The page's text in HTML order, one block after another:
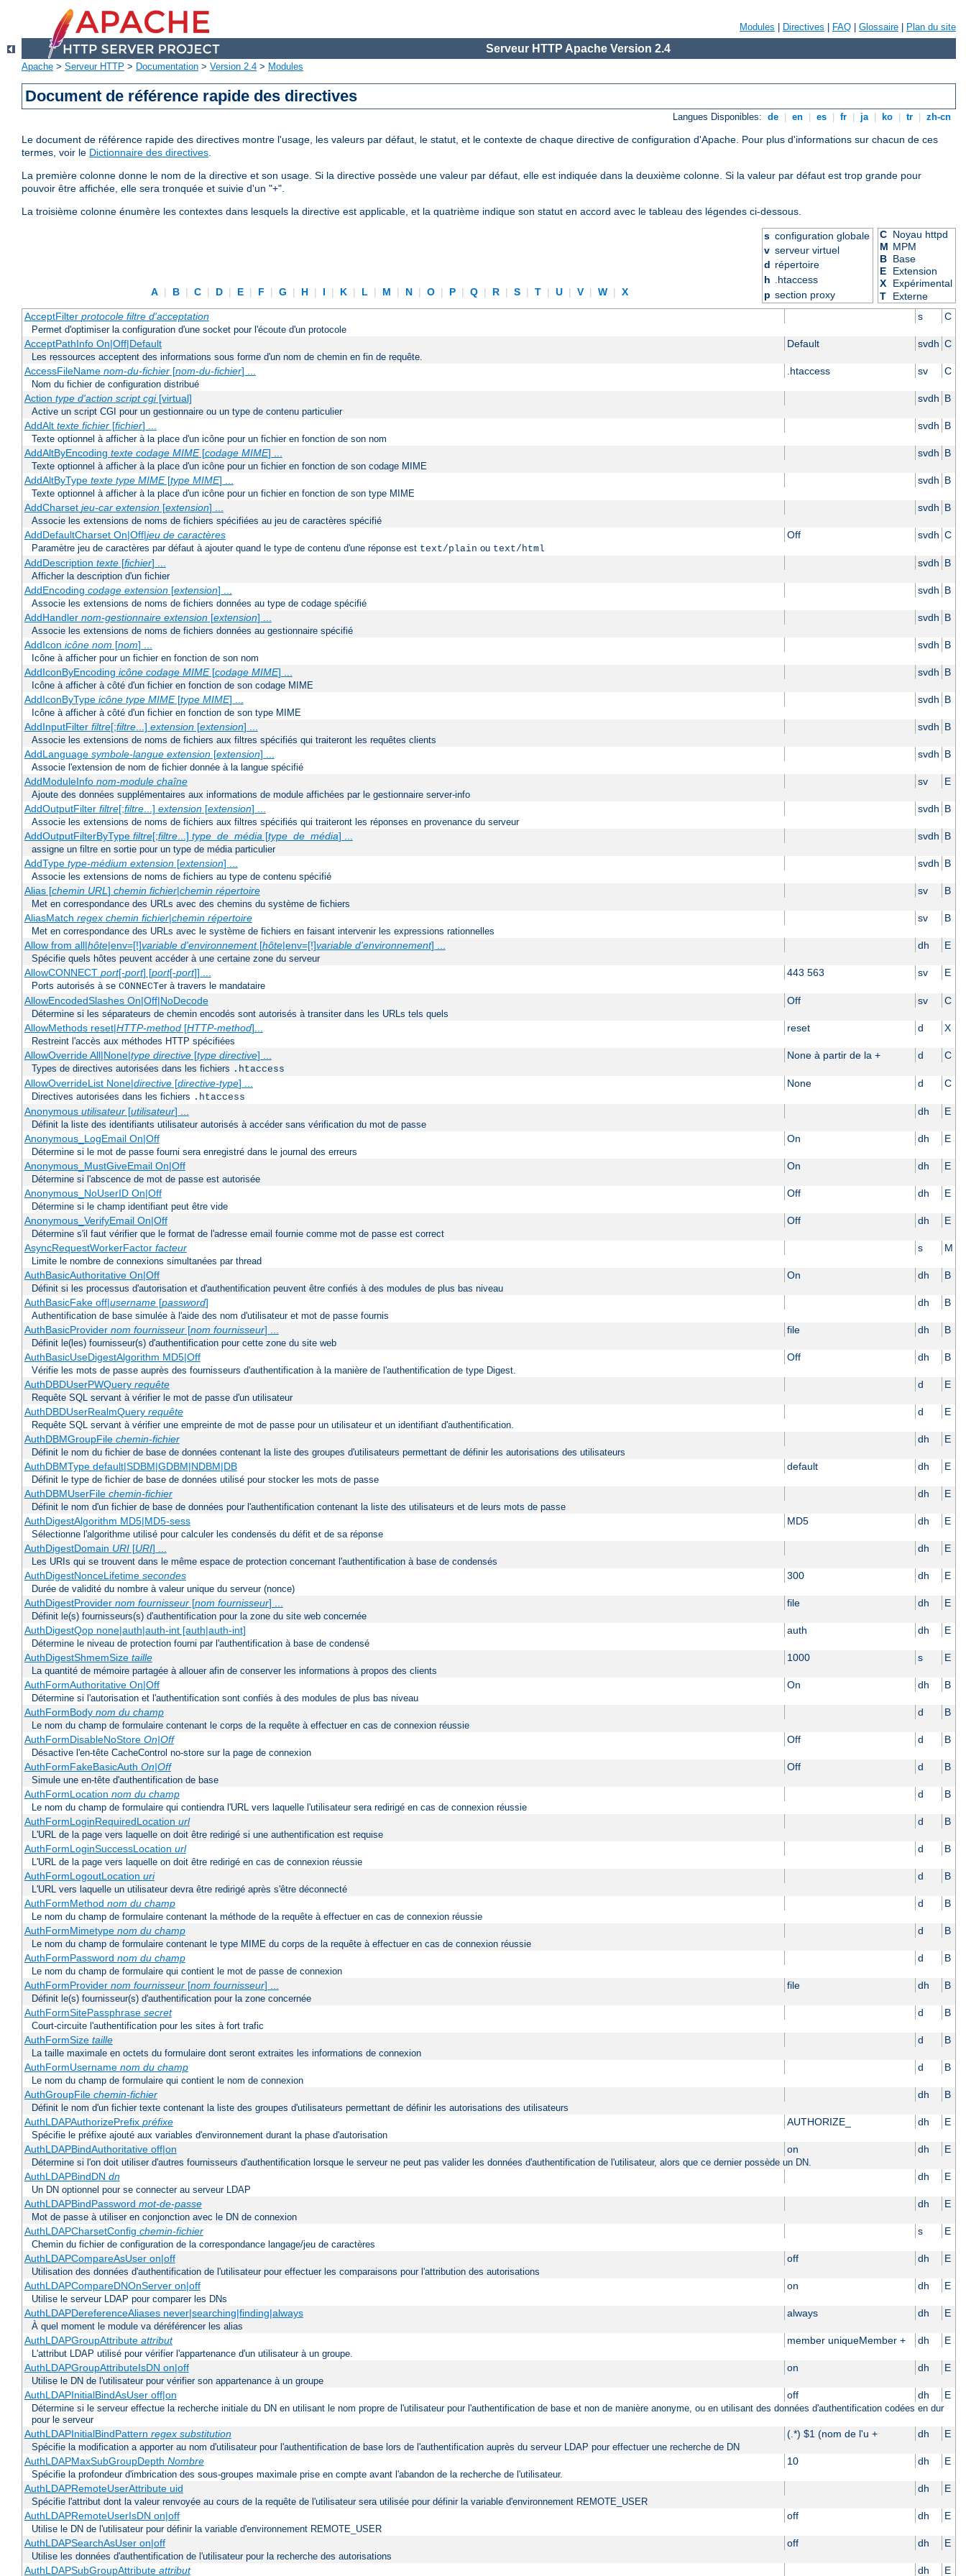
Modules Directives FAQ Glossaire Plan du site
Serveur HTTP Apache Version 2.4
Apache > Serveur HTTP > Documentation > Version 2.4 > Modules
Document de référence rapide des directives
Langues Disponibles: de en es fr ja ko tr zh-cn
Le document de référence rapide des directives montre l'usage, les valeurs par défaut, le statut, et le contexte de chaque directive de configuration d'Apache. Pour plus d'informations sur chacun de ces
termes, voir le Dictionnaire des directives.
La première colonne donne le nom de la directive et son usage. Si la directive possède une valeur par défaut, elle est indiquée dans la deuxième colonne. Si la valeur par défaut est trop grande pour
pouvoir être affichée, elle sera tronquée et suivie d'un "+".
La troisième colonne énumère les contextes dans lesquels la directive est applicable, et la quatrième indique son statut en accord avec le tableau des légendes ci-dessous.
A | B | C | D | E | F | G | H | I | K | L | M | N | O | P | Q | R | S | T | U | V | W | X
s configuration globale
v serveur virtuel
d répertoire
h .htaccess
p section proxy
C Noyau httpd
M MPM
B Base
E
Extension
X
Expérimental
T
Externe
AcceptFilter protocole filtre d'acceptation s C
Permet d'optimiser la configuration d'une socket pour l'écoute d'un protocole
AcceptPathInfo On|Off|Default Default svdh C
Les ressources acceptent des informations sous forme d'un nom de chemin en fin de requête.
AccessFileName nom-du-fichier[nom-du-fichier] ... .htaccess sv C
Nom du fichier de configuration distribué
Action type d'action script cgi[virtual] svdh B
Active un script CGI pour un gestionnaire ou un type de contenu particulier
AddAlt texte fichier[fichier] ... svdh B
Texte optionnel à afficher à la place d'un icône pour un fichier en fonction de son nom
AddAltByEncoding texte codage MIME[codage MIME] ... svdh B
Texte optionnel à afficher à la place d'un icône pour un fichier en fonction de son codage MIME
AddAltByType texte type MIME[type MIME] ... svdh B
Texte optionnel à afficher à la place d'un icône pour un fichier en fonction de son type MIME
AddCharset jeu-car extension[extension] ... svdh B
Associe les extensions de noms de fichiers spécifiées au jeu de caractères spécifié
AddDefaultCharset On|Off|jeu de caractères Off svdh C
Paramètre jeu de caractères par défaut à ajouter quand le type de contenu d'une réponse est text/plain ou text/html
AddDescription texte[fichier] ... svdh B
Afficher la description d'un fichier
AddEncoding codage extension[extension] ... svdh B
Associe les extensions de noms de fichiers données au type de codage spécifié
AddHandler nom-gestionnaire extension[extension] ... svdh B
Associe les extensions de noms de fichiers données au gestionnaire spécifié
AddIcon icône nom [nom] ... svdh B
Icône à afficher pour un fichier en fonction de son nom
AddIconByEncoding icône codage MIME[codage MIME] ... svdh B
Icône à afficher à côté d'un fichier en fonction de son codage MIME
AddIconByType icône type MIME[type MIME] ... svdh B
Icône à afficher à côté d'un fichier en fonction de son type MIME
AddInputFilter filtre[;filtre...] extension[extension] ... svdh B
Associe les extensions de noms de fichiers aux filtres spécifiés qui traiteront les requêtes clients
AddLanguage symbole-langue extension[extension] ... svdh B
Associe l'extension de nom de fichier donnée à la langue spécifié
AddModuleInfo nom-module chaîne sv E
Ajoute des données supplémentaires aux informations de module affichées par le gestionnaire server-info
AddOutputFilter filtre[;filtre...] extension[extension] ... svdh B
Associe les extensions de noms de fichiers aux filtres spécifiés qui traiteront les réponses en provenance du serveur
AddOutputFilterByType filtre[;filtre...] type_de_média[type_de_média] ... svdh B
assigne un filtre en sortie pour un type de média particulier
AddType type-médium extension[extension] ... svdh B
Associe les extensions de noms de fichiers au type de contenu spécifié
Alias [chemin URL] chemin fichier|chemin répertoire sv B
Met en correspondance des URLs avec des chemins du système de fichiers
AliasMatch regex chemin fichier|chemin répertoire sv B
Met en correspondance des URLs avec le système de fichiers en faisant intervenir les expressions rationnelles
Allow from all|hôte|env=[!]variable d'environnement[hôte|env=[!]variable d'environnement] ... dh E
Spécifie quels hôtes peuvent accéder à une certaine zone du serveur
AllowCONNECT port[-port] [port[-port]] ... 443 563 sv E
Ports autorisés à se CONNECTer à travers le mandataire
AllowEncodedSlashes On|Off|NoDecode Off sv C
Détermine si les séparateurs de chemin encodés sont autorisés à transiter dans les URLs tels quels
AllowMethods reset|HTTP-method[HTTP-method]... reset d X
Restreint l'accès aux méthodes HTTP spécifiées
AllowOverride All|None|type directive[type directive] ... None à partir de la + d C
Types de directives autorisées dans les fichiers .htaccess
AllowOverrideList None|directive[directive-type] ... None d C
Directives autorisées dans les fichiers .htaccess
Anonymous utilisateur[utilisateur] ... dh E
Définit la liste des identifiants utilisateur autorisés à accéder sans vérification du mot de passe
Anonymous_LogEmail On|Off On dh E
Détermine si le mot de passe fourni sera enregistré dans le journal des erreurs
Anonymous_MustGiveEmail On|Off On dh E
Détermine si l'abscence de mot de passe est autorisée
Anonymous_NoUserID On|Off Off dh E
Détermine si le champ identifiant peut être vide
Anonymous_VerifyEmail On|Off Off dh E
Détermine s'il faut vérifier que le format de l'adresse email fournie comme mot de passe est correct
AsyncRequestWorkerFactor facteur s M
Limite le nombre de connexions simultanées par thread
AuthBasicAuthoritative On|Off On dh B
Définit si les processus d'autorisation et d'authentification peuvent être confiés à des modules de plus bas niveau
AuthBasicFake off|username[password] dh B
Authentification de base simulée à l'aide des nom d'utilisateur et mot de passe fournis
AuthBasicProvider nom fournisseur[nom fournisseur] ... file dh B
Définit le(les) fournisseur(s) d'authentification pour cette zone du site web
AuthBasicUseDigestAlgorithm MD5|Off Off dh B
Vérifie les mots de passe auprès des fournisseurs d'authentification à la manière de l'authentification de type Digest.
AuthDBDUserPWQuery requête d E
Requête SQL servant à vérifier le mot de passe d'un utilisateur
AuthDBDUserRealmQuery requête d E
Requête SQL servant à vérifier une empreinte de mot de passe pour un utilisateur et un identifiant d'authentification.
AuthDBMGroupFile chemin-fichier dh E
Définit le nom du fichier de base de données contenant la liste des groupes d'utilisateurs permettant de définir les autorisations des utilisateurs
AuthDBMType default|SDBM|GDBM|NDBM|DB default dh E
Définit le type de fichier de base de données utilisé pour stocker les mots de passe
AuthDBMUserFile chemin-fichier dh E
Définit le nom d'un fichier de base de données pour l'authentification contenant la liste des utilisateurs et de leurs mots de passe
AuthDigestAlgorithm MD5|MD5-sess MD5 dh E
Sélectionne l'algorithme utilisé pour calculer les condensés du défit et de sa réponse
AuthDigestDomain URI[URI] ... dh E
Les URIs qui se trouvent dans le même espace de protection concernant l'authentification à base de condensés
AuthDigestNonceLifetime secondes 300 dh E
Durée de validité du nombre à valeur unique du serveur (nonce)
AuthDigestProvider nom fournisseur[nom fournisseur] ... file dh E
Définit le(s) fournisseurs(s) d'authentification pour la zone du site web concernée
AuthDigestQop none|auth|auth-int [auth|auth-int] auth dh E
Détermine le niveau de protection fourni par l'authentification à base de condensé
AuthDigestShmemSize taille 1000 s E
La quantité de mémoire partagée à allouer afin de conserver les informations à propos des clients
AuthFormAuthoritative On|Off On dh B
Détermine si l'autorisation et l'authentification sont confiés à des modules de plus bas niveau
AuthFormBody nom du champ d B
Le nom du champ de formulaire contenant le corps de la requête à effectuer en cas de connexion réussie
AuthFormDisableNoStore On|Off Off d B
Désactive l'en-tête CacheControl no-store sur la page de connexion
AuthFormFakeBasicAuth On|Off Off d B
Simule une en-tête d'authentification de base
AuthFormLocation nom du champ d B
Le nom du champ de formulaire qui contiendra l'URL vers laquelle l'utilisateur sera redirigé en cas de connexion réussie
AuthFormLoginRequiredLocation url d B
L'URL de la page vers laquelle on doit être redirigé si une authentification est requise
AuthFormLoginSuccessLocation url d B
L'URL de la page vers laquelle on doit être redirigé en cas de connexion réussie
AuthFormLogoutLocation uri d B
L'URL vers laquelle un utilisateur devra être redirigé après s'être déconnecté
AuthFormMethod nom du champ d B
Le nom du champ de formulaire contenant la méthode de la requête à effectuer en cas de connexion réussie
AuthFormMimetype nom du champ d B
Le nom du champ de formulaire contenant le type MIME du corps de la requête à effectuer en cas de connexion réussie
AuthFormPassword nom du champ d B
Le nom du champ de formulaire qui contient le mot de passe de connexion
AuthFormProvider nom fournisseur[nom fournisseur] ... file dh B
Définit le(s) fournisseur(s) d'authentification pour la zone concernée
AuthFormSitePassphrase secret d B
Court-circuite l'authentification pour les sites à fort trafic
AuthFormSize taille d B
La taille maximale en octets du formulaire dont seront extraites les informations de connexion
AuthFormUsername nom du champ d B
Le nom du champ de formulaire qui contient le nom de connexion
AuthGroupFile chemin-fichier dh B
Définit le nom d'un fichier texte contenant la liste des groupes d'utilisateurs permettant de définir les autorisations des utilisateurs
AuthLDAPAuthorizePrefix préfixe AUTHORIZE_ dh E
Spécifie le préfixe ajouté aux variables d'environnement durant la phase d'autorisation
AuthLDAPBindAuthoritative off|on on dh E
Détermine si l'on doit utiliser d'autres fournisseurs d'authentification lorsque le serveur ne peut pas valider les données d'authentification de l'utilisateur, alors que ce dernier possède un DN.
AuthLDAPBindDN dn dh E
Un DN optionnel pour se connecter au serveur LDAP
AuthLDAPBindPassword mot-de-passe dh E
Mot de passe à utiliser en conjonction avec le DN de connexion
AuthLDAPCharsetConfig chemin-fichier s E
Chemin du fichier de configuration de la correspondance langage/jeu de caractères
AuthLDAPCompareAsUser on|off off dh E
Utilisation des données d'authentification de l'utilisateur pour effectuer les comparaisons pour l'attribution des autorisations
AuthLDAPCompareDNOnServer on|off on dh E
Utilise le serveur LDAP pour comparer les DNs
AuthLDAPDereferenceAliases never|searching|finding|always always dh E
À quel moment le module va déréférencer les alias
AuthLDAPGroupAttribute attribut member uniqueMember + dh E
L'attribut LDAP utilisé pour vérifier l'appartenance d'un utilisateur à un groupe.
AuthLDAPGroupAttributeIsDN on|off on dh E
Utilise le DN de l'utilisateur pour vérifier son appartenance à un groupe
AuthLDAPInitialBindAsUser off|on off dh E
Détermine si le serveur effectue la recherche initiale du DN en utilisant le nom propre de l'utilisateur pour l'authentification de base et non de manière anonyme, ou en utilisant des données d'authentification codées en dur
pour le serveur
AuthLDAPInitialBindPattern regex substitution (.*) $1 (nom de l'u + dh E
Spécifie la modification a apporter au nom d'utilisateur pour l'authentification de base lors de l'authentification auprès du serveur LDAP pour effectuer une recherche de DN
AuthLDAPMaxSubGroupDepth Nombre 10 dh E
Spécifie la profondeur d'imbrication des sous-groupes maximale prise en compte avant l'abandon de la recherche de l'utilisateur.
AuthLDAPRemoteUserAttribute uid dh E
Spécifie l'attribut dont la valeur renvoyée au cours de la requête de l'utilisateur sera utilisée pour définir la variable d'environnement REMOTE_USER
AuthLDAPRemoteUserIsDN on|off off dh E
Utilise le DN de l'utilisateur pour définir la variable d'environnement REMOTE_USER
AuthLDAPSearchAsUser on|off off dh E
Utilise les données d'authentification de l'utilisateur pour la recherche des autorisations
AuthLDAPSubGroupAttribute attribut dh E